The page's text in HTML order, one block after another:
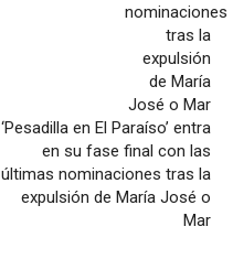
‘Pesadilla en El Paraíso’ entra
en su fase final con las
últimas nominaciones tras la
expulsión de María José o
Mar